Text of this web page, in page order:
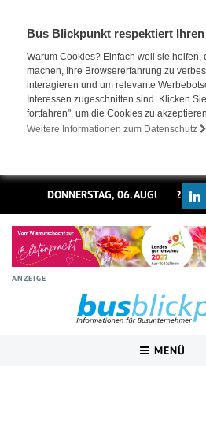
Bus Blickpunkt respektiert
Warum Cookies? Einfach weil sie helfen,
machen, Ihre Browsererfahrung zu
interagieren und um relevante
Interessen zugeschnitten sind. Klicken
fortfahren", um die Cookies zu
Weitere Informationen zum Datenschutz
DONNERSTAG, 06. AUGUST 2026
ANZEIGE
MENÜ